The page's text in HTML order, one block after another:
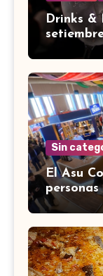
Drinks &
Sin
El Asu